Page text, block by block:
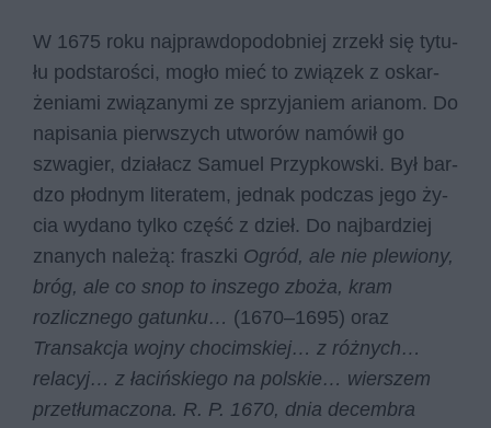
W 1675 roku naj­praw­do­po­dob­niej zrzekł się ty­tu­
łu pod­sta­ro­ści, mo­gło mieć to zwią­zek z oskar­
że­nia­mi zwią­za­ny­mi ze sprzy­ja­niem aria­nom. Do
na­pi­sa­nia pierw­szych utwo­rów na­mó­wił go
szwa­gier, dzia­łacz Sa­mu­el Przy­pkow­ski. Był bar­
dzo płod­nym li­te­ra­tem, jed­nak pod­czas jego ży­
cia wy­da­no tyl­ko część z dzieł. Do naj­bar­dziej
zna­nych na­le­żą: frasz­ki Ogród, ale nie plewiony,
bróg, ale co snop to inszego zboża, kram
rozlicznego gatunku… (1670–1695) oraz
Transakcja wojny chocimskiej… z różnych…
relacyj… z łacińskiego na polskie… wierszem
przetłumaczona. R. P. 1670, dnia decembra